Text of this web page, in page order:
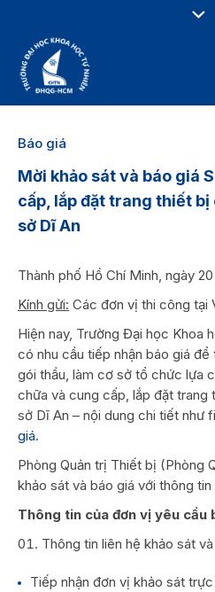
Báo giá
Mời khảo sát và báo giá
cấp, lắp đặt trang thiết
sở Dĩ An
Thành phố Hồ Chí Minh, ngày
Kính gửi: Các đơn vị thi công tại
Hiện nay, Trường Đại học Khoa
có nhu cầu tiếp nhận báo giá
gói thầu, làm cơ sở tổ chức lựa
chữa và cung cấp, lắp đặt
sở Dĩ An – nội dung chi tiết như
giá.
Phòng Quản trị Thiết bị (Phòng
khảo sát và báo giá với thông
Thông tin của đơn vị yêu cầu
Thông tin liên hệ khảo sát
Tiếp nhận đơn vị khảo sát